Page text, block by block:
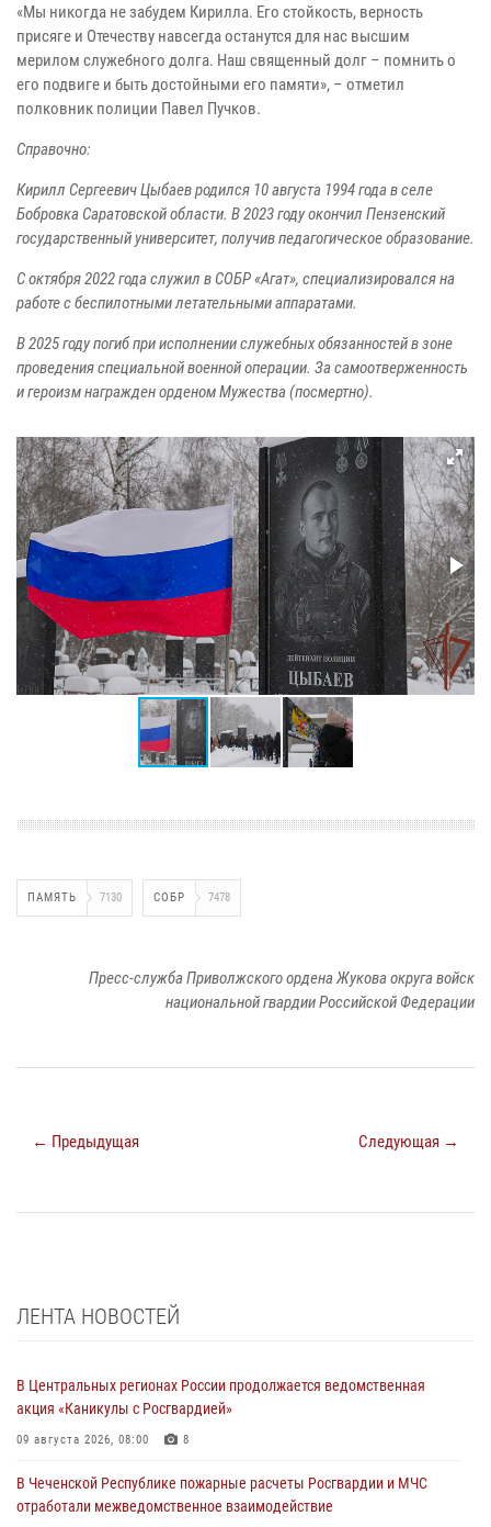
«Мы никогда не забудем Кирилла. Его стойкость, верность
присяге и Отечеству навсегда останутся для нас высшим
мерилом служебного долга. Наш священный долг – помнить о
его подвиге и быть достойными его памяти», – отметил
полковник полиции Павел Пучков.
Справочно:
Кирилл Сергеевич Цыбаев родился 10 августа 1994 года в селе
Бобровка Саратовской области. В 2023 году окончил Пензенский
государственный университет, получив педагогическое образование.
С октября 2022 года служил в СОБР «Агат», специализировался на
работе с беспилотными летательными аппаратами.
В 2025 году погиб при исполнении служебных обязанностей в зоне
проведения специальной военной операции. За самоотверженность
и героизм награжден орденом Мужества (посмертно).
ПАМЯТЬ 7130 СОБР 7478
Пресс-служба Приволжского ордена Жукова округа войск
национальной гвардии Российской Федерации
← Предыдущая Следующая →
ЛЕНТА НОВОСТЕЙ
В Центральных регионах России продолжается ведомственная
акция «Каникулы с Росгвардией»
09 августа 2026, 08:00 8
В Чеченской Республике пожарные расчеты Росгвардии и МЧС
отработали межведомственное взаимодействие